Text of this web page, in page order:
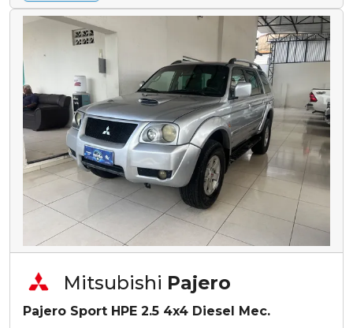
Mitsubishi Pajero
Pajero Sport HPE 2.5 4x4 Diesel Mec.